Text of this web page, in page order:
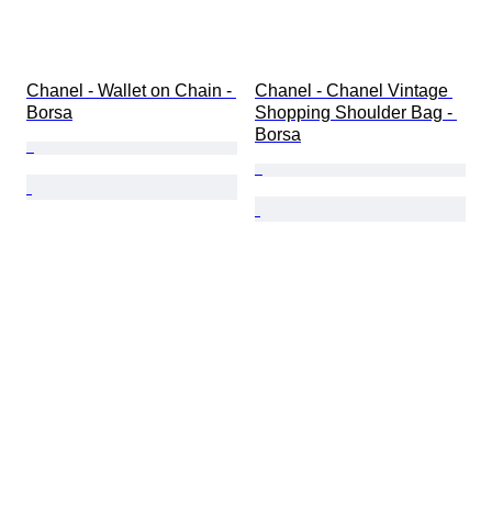
Chanel - Wallet on Chain -
Borsa
Chanel - Chanel Vintage
Shopping Shoulder Bag -
Borsa